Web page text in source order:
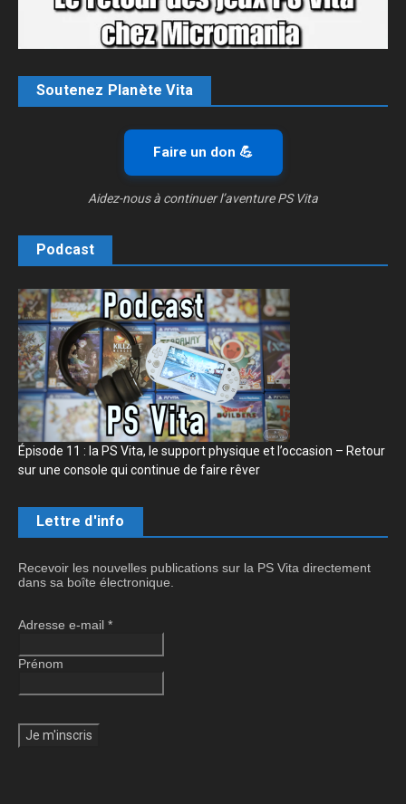
Soutenez Planète Vita
Faire un don 💪
Aidez-nous à continuer l’aventure PS Vita
Podcast
Épisode 11 : la PS Vita, le support physique et l’occasion – Retour
sur une console qui continue de faire rêver
Lettre d'info
Recevoir les nouvelles publications sur la PS Vita directement
dans sa boîte électronique.
Adresse e-mail *
Prénom